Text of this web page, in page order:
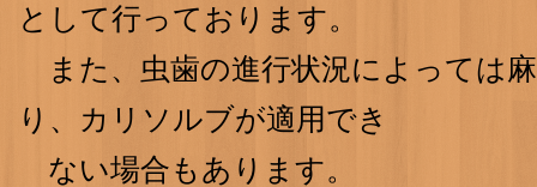
として行っております。
また、虫歯の進行状況によっては
り、カリソルブが適用
ない場合もあります。